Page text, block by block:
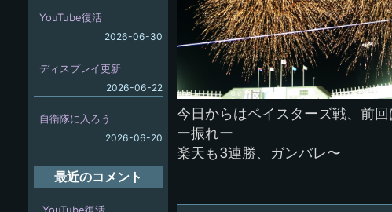
今日からはベイスターズ戦、前
ー振れー
楽天も3連勝、ガンバレ〜
YouTube復活
2026-06-30
ディスプレイ更新
2026-06-22
自衛隊に入ろう
2026-06-20
最近のコメント